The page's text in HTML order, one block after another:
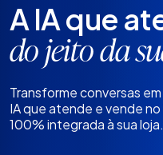
A IA que
do jeito da
Transforme conversas
IA que atende e vende
100% integrada à sua loja.